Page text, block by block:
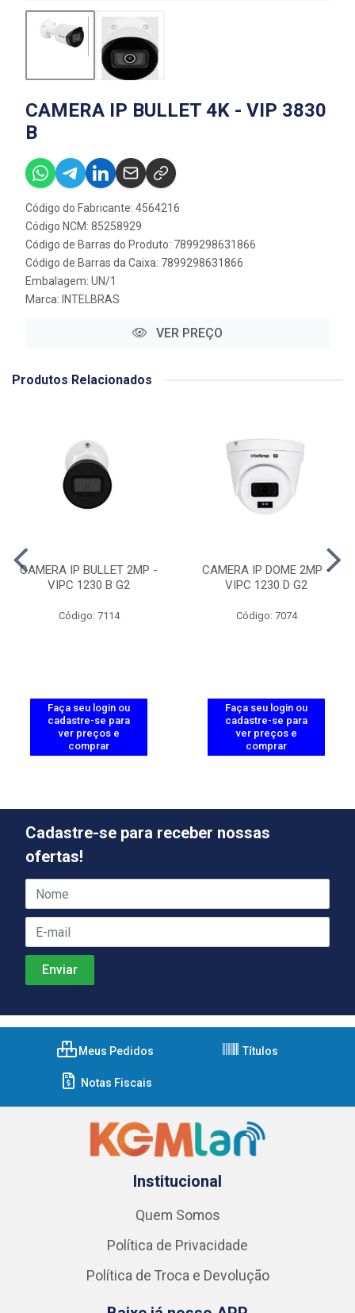
CAMERA IP BULLET 4K - VIP 3830
B
Código do Fabricante: 4564216
Código NCM: 85258929
Código de Barras do Produto: 7899298631866
Código de Barras da Caixa: 7899298631866
Embalagem: UN/1
Marca: INTELBRAS
VER PREÇO
Produtos Relacionados
CAMERA IP BULLET 2MP -
VIPC 1230 B G2
Código: 7114
Faça seu login ou
cadastre-se para
ver preços e
comprar
CAMERA IP DOME 2MP -
VIPC 1230 D G2
Código: 7074
Faça seu login ou
cadastre-se para
ver preços e
comprar
Cadastre-se para receber nossas
ofertas!
Meus Pedidos Títulos
Notas Fiscais
Institucional
Quem Somos
Política de Privacidade
Política de Troca e Devolução